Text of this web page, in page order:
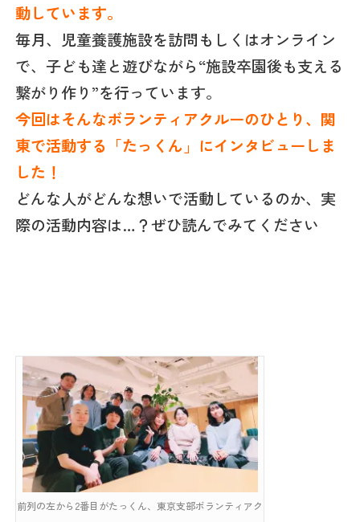
動しています。
毎月、児童養護施設を訪問もしくはオンライン
で、子ども達と遊びながら“施設卒園後も支える
繋がり作り”を行っています。
今回はそんなボランティアクルーのひとり、関
東で活動する「たっくん」にインタビューしま
した！
どんな人がどんな想いで活動しているのか、実
際の活動内容は…？ぜひ読んでみてください
前列の左から2番目がたっくん、東京支部ボランティアク